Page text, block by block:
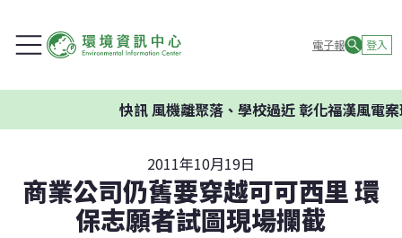
電子報 登入
風機離聚落、學校過近 彰化福漢風電案環委
2011年10月19日
商業公司仍舊要穿越可可西里 環
保志願者試圖現場攔截